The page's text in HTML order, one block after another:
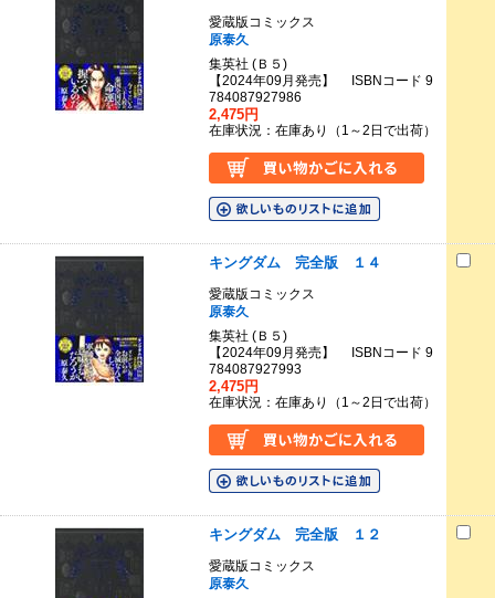
愛蔵版コミックス
原泰久
集英社 (Ｂ５)
【2024年09月発売】 ISBNコード 9
784087927986
2,475円
在庫状況：在庫あり（1～2日で出荷）
キングダム 完全版 １４
愛蔵版コミックス
原泰久
集英社 (Ｂ５)
【2024年09月発売】 ISBNコード 9
784087927993
2,475円
在庫状況：在庫あり（1～2日で出荷）
キングダム 完全版 １２
愛蔵版コミックス
原泰久